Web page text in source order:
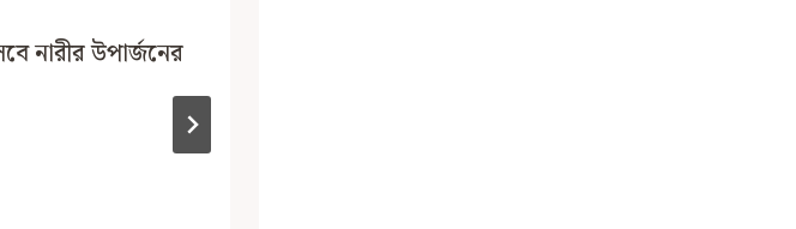
নারীর উপার্জনের